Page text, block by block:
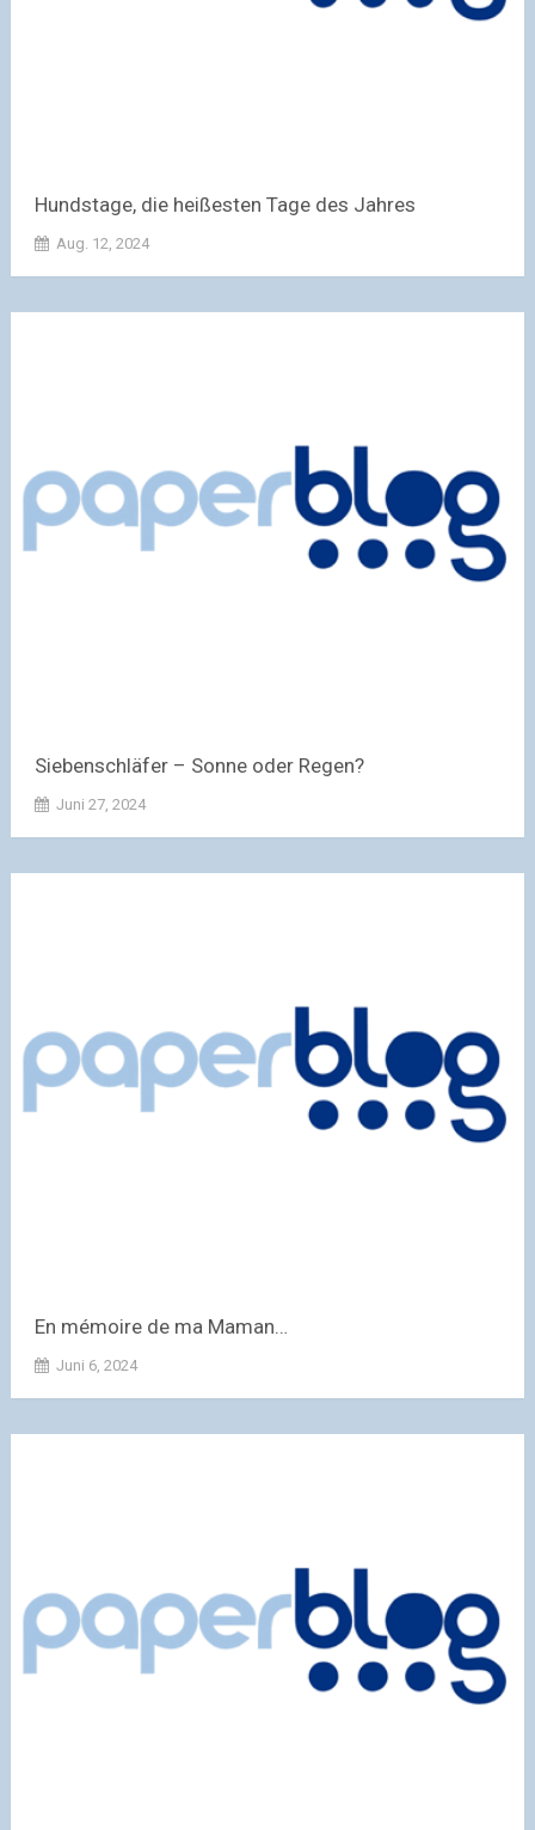
Hundstage, die heißesten Tage des Jahres
Aug. 12, 2024
Siebenschläfer – Sonne oder Regen?
Juni 27, 2024
En mémoire de ma Maman…
Juni 6, 2024